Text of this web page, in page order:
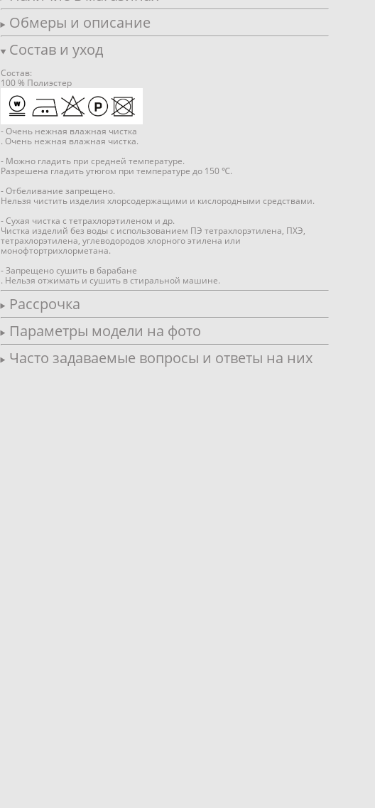
Обмеры и описание
Состав и уход
Состав:
100 % Полиэстер
- Очень нежная влажная чистка
. Очень нежная влажная чистка.
- Можно гладить при средней температуре.
Разрешена гладить утюгом при температуре до 150 ℃.
- Отбеливание запрещено.
Нельзя чистить изделия хлорсодержащими и кислородными средствами.
- Сухая чистка с тетрахлорэтиленом и др.
Чистка изделий без воды с использованием ПЭ тетрахлорэтилена, ПХЭ,
тетрахлорэтилена, углеводородов хлорного этилена или
монофтортрихлорметана.
- Запрещено сушить в барабане
. Нельзя отжимать и сушить в стиральной машине.
Рассрочка
Параметры модели на фото
Часто задаваемые вопросы и ответы на них